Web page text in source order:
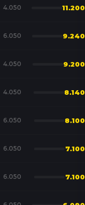
4.050 11.200
6.050 9.240
4.050 9.200
4.050 8.140
6.050 8.100
6.050 7.100
6.050 7.100